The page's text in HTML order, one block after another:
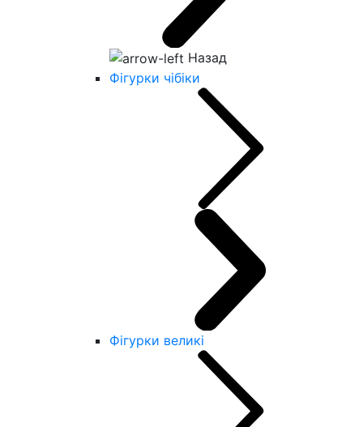
Назад
Фігурки чібіки
Фігурки великі